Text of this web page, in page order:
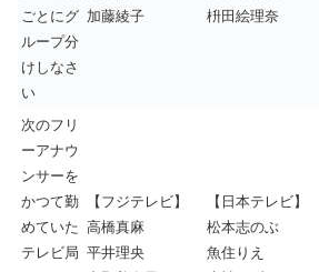
ごとにグ
ループ分
けしなさ
い
加藤綾子
枡田絵理奈
次のフリ
ーアナウ
ンサーを
かつて勤
めていた
テレビ局
【フジテレビ】
高橋真麻
平井理央
【日本テレビ】
松本志のぶ
魚住りえ